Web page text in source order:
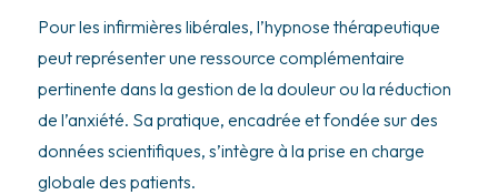
Pour les infirmières libérales, l’hypnose thérapeutique
peut représenter une ressource complémentaire
pertinente dans la gestion de la douleur ou la réduction
de l’anxiété. Sa pratique, encadrée et fondée sur des
données scientifiques, s’intègre à la prise en charge
globale des patients.